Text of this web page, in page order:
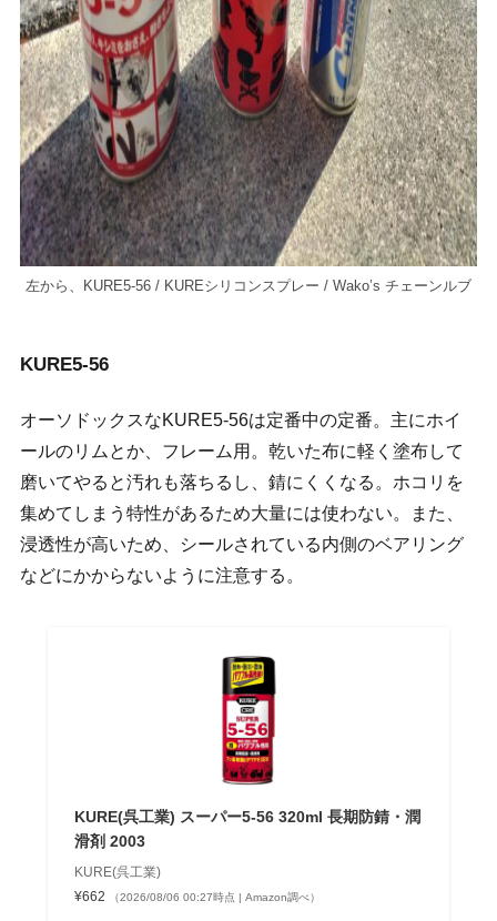
左から、KURE5-56 / KUREシリコンスプレー / Wako’s チェーンルブ
KURE5-56
オーソドックスなKURE5-56は定番中の定番。主にホイ
ールのリムとか、フレーム用。乾いた布に軽く塗布して
磨いてやると汚れも落ちるし、錆にくくなる。ホコリを
集めてしまう特性があるため大量には使わない。また、
浸透性が高いため、シールされている内側のベアリング
などにかからないように注意する。
KURE(呉工業) スーパー5-56 320ml 長期防錆・潤
滑剤 2003
KURE(呉工業)
¥662
（2026/08/06 00:27時点 | Amazon調べ）